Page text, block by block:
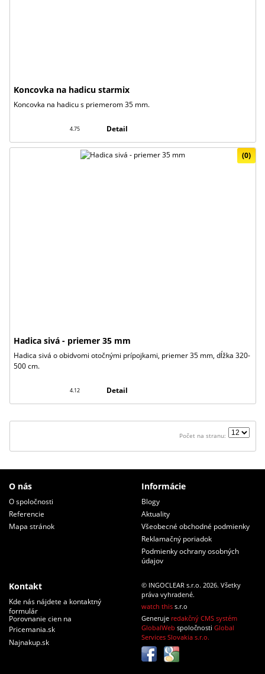
Koncovka na hadicu starmix
Koncovka na hadicu s priemerom 35 mm.
4.75 Detail
(0)
Hadica sivá - priemer 35 mm
Hadica sivá o obidvomi otočnými prípojkami, priemer 35 mm, dĺžka 320-
500 cm.
4.12 Detail
Počet na stranu:
O nás
O spoločnosti
Referencie
Mapa stránok
Informácie
Blogy
Aktuality
Všeobecné obchodné podmienky
Reklamačný poriadok
Podmienky ochrany osobných
údajov
Kontakt
Kde nás nájdete a kontaktný
formulár
© INGOCLEAR s.r.o. 2026. Všetky
práva vyhradené.
watch this s.r.o
Generuje redakčný CMS systém
GlobalWeb spoločnosti Global
Services Slovakia s.r.o.
Porovnanie cien na
Pricemania.sk
Najnakup.sk